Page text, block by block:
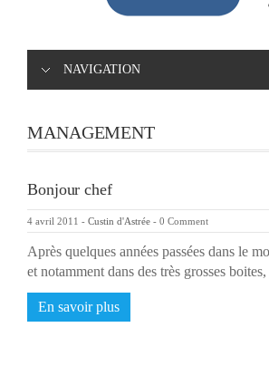
NAVIGATION
MANAGEMENT
Bonjour chef
4 avril 2011 - Custin d'Astrée - 0 Comment
Après quelques années passées dans le
et notamment dans des très grosses
En savoir plus